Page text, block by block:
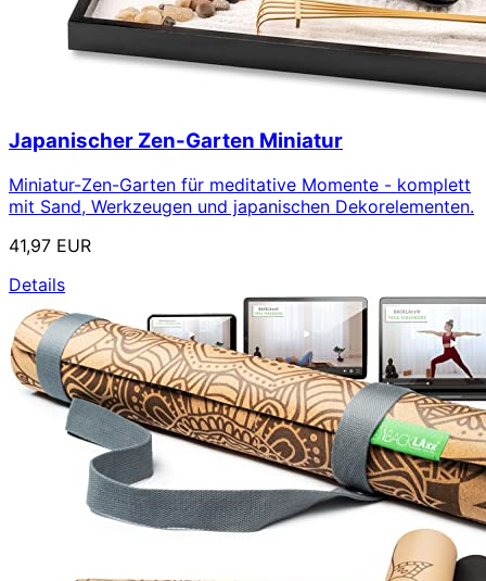
Japanischer Zen-Garten Miniatur
Miniatur-Zen-Garten für meditative Momente - komplett
mit Sand, Werkzeugen und japanischen Dekorelementen.
41,97 EUR
Details